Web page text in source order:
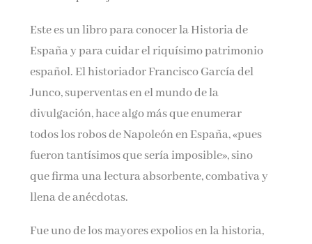
Este es un libro para conocer la Historia de
España y para cuidar el riquísimo patrimonio
español. El historiador Francisco García del
Junco, superventas en el mundo de la
divulgación, hace algo más que enumerar
todos los robos de Napoleón en España, «pues
fueron tantísimos que sería imposible», sino
que firma una lectura absorbente, combativa y
llena de anécdotas.
Fue uno de los mayores expolios en la historia,